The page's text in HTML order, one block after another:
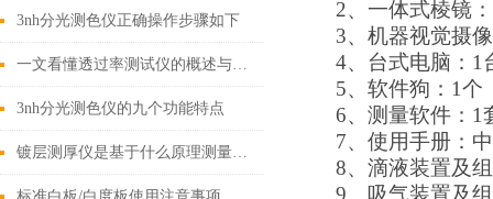
3nh分光测色仪正确操作步骤如下
一文看懂透过率测试仪的概述与应用
3nh分光测色仪的九个功能特点
镀层测厚仪是基于什么原理测量的呢？
2、一体式棱镜：
3、机器视觉摄
4、台式电脑： 1
5、软件狗： 1个
6、测量软件： 1
7、使用手册：
8、滴液装置及
9、吸气装置及